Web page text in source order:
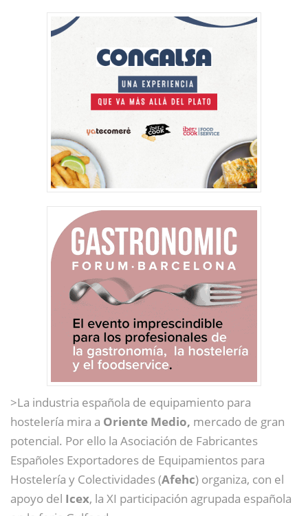
>La industria española de equipamiento para
hostelería mira a Oriente Medio, mercado de gran
potencial. Por ello la Asociación de Fabricantes
Españoles Exportadores de Equipamientos para
Hostelería y Colectividades (Afehc) organiza, con el
apoyo del Icex, la XI participación agrupada española